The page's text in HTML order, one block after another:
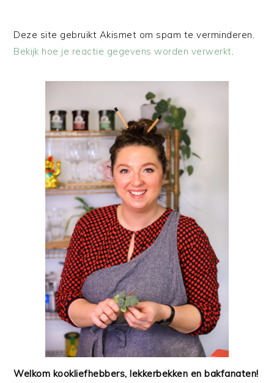
Deze site gebruikt Akismet om spam te verminderen.
Bekijk hoe je reactie gegevens worden verwerkt
Welkom kookliefhebbers, lekkerbekken en bakfanaten!